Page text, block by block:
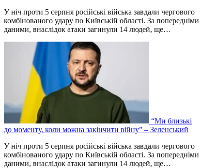
У ніч проти 5 серпня російські війська завдали чергового
комбінованого удару по Київській області. За попередніми
даними, внаслідок атаки загинули 14 людей, ще…
“Ми близькі
до моменту, коли можна закінчити війну” – Зеленський
У ніч проти 5 серпня російські війська завдали чергового
комбінованого удару по Київській області. За попередніми
даними, внаслідок атаки загинули 14 людей, ще…